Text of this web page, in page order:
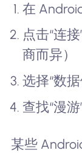
在
点击“连
商而异）
选择“数
查找“漫
某些